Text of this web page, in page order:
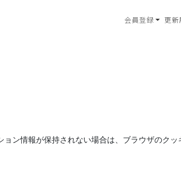
会員登録 更新
ン情報が保持されない場合は、ブラウザのクッ